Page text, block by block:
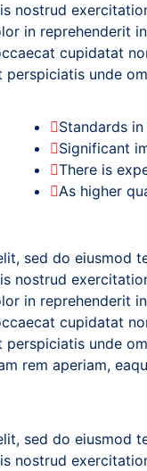
nostrud
in reprehenderit
cupidatat
unde
Standards
Significant
There is
As higher
sed do eiusmod
nostrud
in reprehenderit
cupidatat
unde
rem aperiam,
sed do eiusmod
nostrud